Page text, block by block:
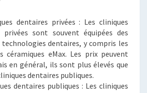
dentaires privées : Les cliniques
privées sont souvent équipées des
technologies dentaires, y compris les
céramiques eMax. Les prix peuvent
en général, ils sont plus élevés que
dentaires publiques.
dentaires publiques : Les cliniques